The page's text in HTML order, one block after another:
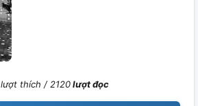
lượt thích /2120lượt đọc